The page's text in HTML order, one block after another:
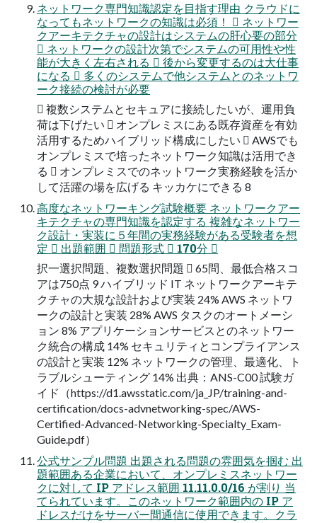
ネットワーク専門知識認定を目指す理由 クラウドに
なってもネットワークの知識は必須！  ネットワー
クアーキテクチャの設計はシステムの肝心要の部分
 ネットワークの設計次第でシステムの可用性や性
能が大きく左右される  後から変更するのは大仕事
になる  多くのシステムで他システムとのネットワ
ーク接続の検討が必要
 複数システムとセキュアに接続したいが、運用負
荷は下げたい  オンプレミスにある既存資産を有効
活用するためハイブリッド構成にしたい  AWSでも
オンプレミスで培ったネットワーク知識は活用でき
る  オンプレミスでのネットワーク実務経験を活か
して活躍の場を広げる キッカケにできる 8
高度なネットワーキング試験概要 ネットワークアー
キテクチャの専門知識を認定する 複雑なネットワー
ク設計・実装に５年間の実務経験がある受験者を想
定  出題範囲  問題形式  170分 
択一選択問題、複数選択問題  65問、最低合格スコ
アは750点 9 ハイブリッド IT ネットワークアーキテ
クチャの大規な設計および実装 24% AWS ネットワ
ークの設計と実装 28% AWS タスクのオートメーシ
ョン 8% アプリケーションサービスとのネットワー
ク統合の構成 14% セキュリティとコンプライアンス
の設計と実装 12% ネットワークの管理、最適化、ト
ラブルシューティング 14% 出典：ANS-C00 試験ガ
イド（https://d1.awsstatic.com/ja_JP/training-and-
certification/docs-advnetworking-spec/AWS-
Certified-Advanced-Networking-Specialty_Exam-
Guide.pdf）
公式サンプル問題 出題される問題の雰囲気を掴む 出
題範囲ある企業において、オンプレミスネットワー
クに対して IP アドレス範囲 11.11.0.0/16 が割り 当
てられています。このネットワーク範囲内の IP ア
ドレスだけをサーバー間通信に使用できます。クラ